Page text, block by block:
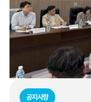
공지사항